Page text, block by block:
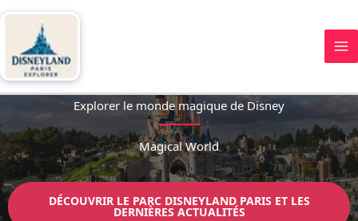
contenu
Explorer le monde magique de Disney
Magical World
DÉCOUVRIR LE PARC DISNEYLAND PARIS ET LES
DERNIÈRES ACTUALITÉS